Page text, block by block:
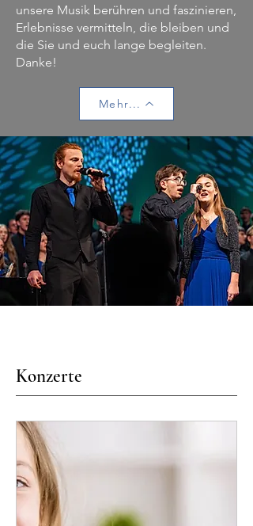
unsere Musik berühren und faszinieren,
Erlebnisse vermitteln, die bleiben und
die Sie und euch lange begleiten.
Danke!
Mehr...
Konzerte